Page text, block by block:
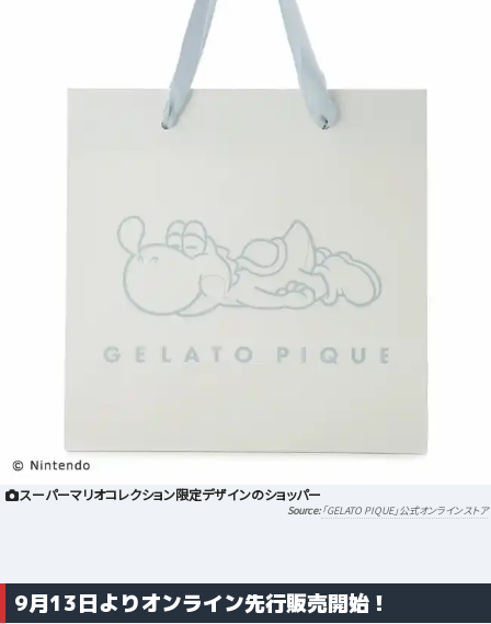
スーパーマリオコレクション限定デザインのショッパー
「GELATO PIQUE」公式オンラインストア
9月13日よりオンライン先行販売開始！